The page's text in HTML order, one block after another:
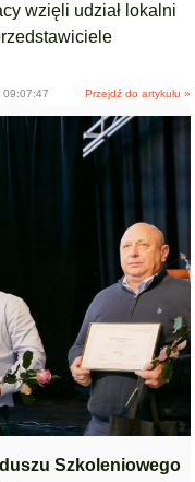
wzięli udział lokalni
09:07:47 Przejdź do artykułu »
Szkoleniowego